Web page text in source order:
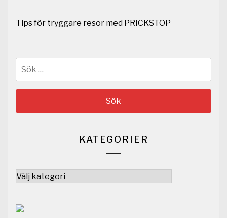
Tips för tryggare resor med PRICKSTOP
KATEGORIER
Kategorier